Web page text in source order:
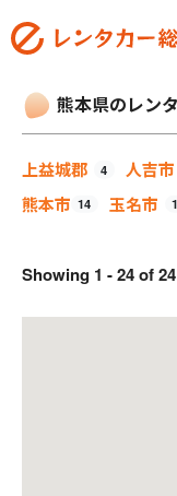
熊本県のレン
上益城郡 4 人吉市
熊本市 14 玉名市 1
Showing 1 - 24 of 24